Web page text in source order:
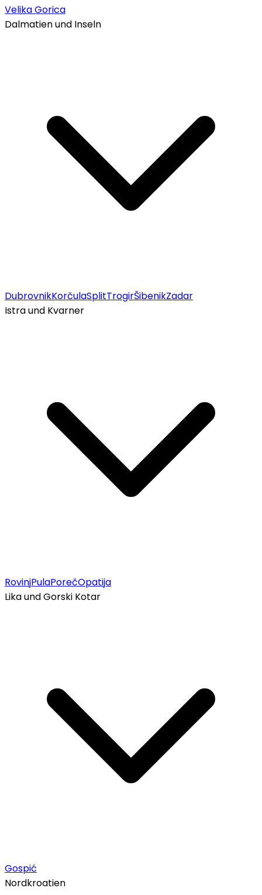
Velika Gorica
Dalmatien und Inseln
DubrovnikKorčulaSplitTrogirŠibenikZadar
Istra und Kvarner
RovinjPulaPorečOpatija
Lika und Gorski Kotar
Gospić
Nordkroatien